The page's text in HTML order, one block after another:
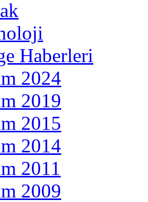
Haberleri
2024
2019
2015
2014
2011
2009